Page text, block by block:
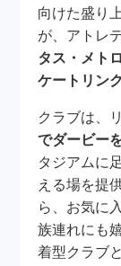
向けた盛り
が、アトレ
タス・メト
ケートリンク
クラブは、
でダービー
タジアムに
える場を提
ら、お気に
族連れにも
着型クラブ